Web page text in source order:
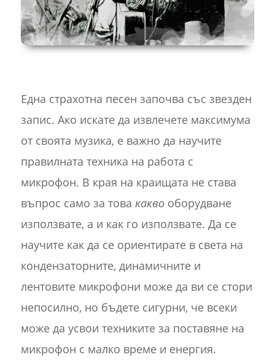
Една страхотна песен започва със звезден
запис. Ако искате да извлечете максимума
от своята музика, е важно да научите
правилната техника на работа с
микрофон. В края на краищата не става
въпрос само за това каквооборудване
използвате, а и как го използвате. Да се
научите как да се ориентирате в света на
кондензаторните, динамичните и
лентовите микрофони може да ви се стори
непосилно, но бъдете сигурни, че всеки
може да усвои техниките за поставяне на
микрофон с малко време и енергия.